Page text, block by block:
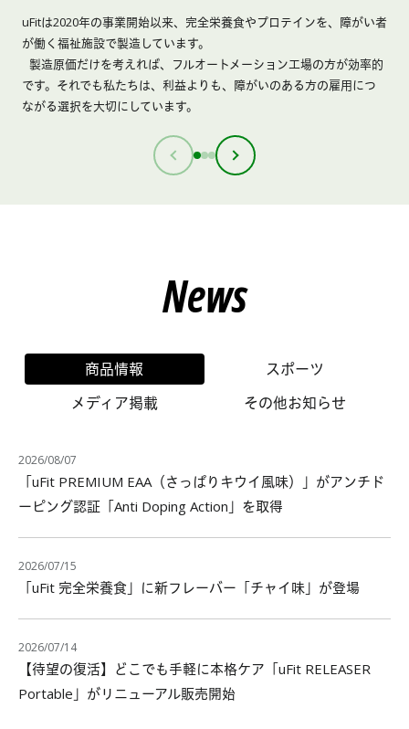
uFitは2020年の事業開始以来、完全栄養食やプロテインを、障がい者
が働く福祉施設で製造しています。
製造原価だけを考えれば、フルオートメーション工場の方が効率的
です。それでも私たちは、利益よりも、障がいのある方の雇用につ
ながる選択を大切にしています。
News
商品情報
スポーツ
メディア掲載
その他お知らせ
2026/08/07
「uFit PREMIUM EAA（さっぱりキウイ風味）」がアンチド
ーピング認証「Anti Doping Action」を取得
2026/07/15
「uFit 完全栄養食」に新フレーバー「チャイ味」が登場
2026/07/14
【待望の復活】どこでも手軽に本格ケア「uFit RELEASER
Portable」がリニューアル販売開始